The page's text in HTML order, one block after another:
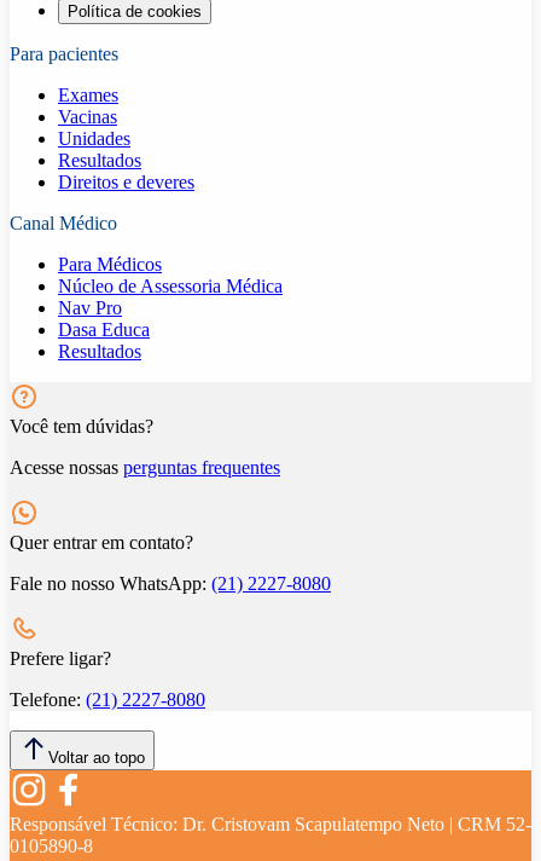
Política de cookies
Para pacientes
Exames
Vacinas
Unidades
Resultados
Direitos e deveres
Canal Médico
Para Médicos
Núcleo de Assessoria Médica
Nav Pro
Dasa Educa
Resultados
Você tem dúvidas?
Acesse nossas perguntas frequentes
Quer entrar em contato?
Fale no nosso WhatsApp: (21) 2227-8080
Prefere ligar?
Telefone: (21) 2227-8080
Voltar ao topo
Responsável Técnico: Dr. Cristovam Scapulatempo Neto | CRM 52-
0105890-8